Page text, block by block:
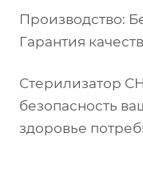
Производство:
Гарантия
Стерилизатор
безопасность
здоровье